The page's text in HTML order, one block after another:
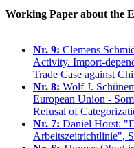
Working Paper about the
Nr. 9: Clemens
Activity. Import-
Trade Case against
Nr. 8: Wolf J.
European Union -
Refusal of
Nr. 7: Daniel Horst:
Arbeitszeitrichtlinie",